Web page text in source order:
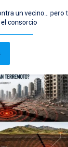
un vecino… pero
consorcio